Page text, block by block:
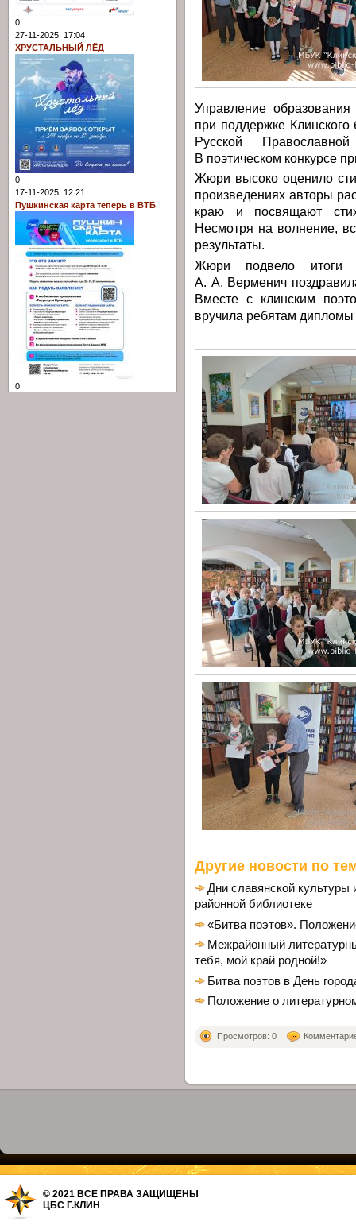
Управление
при поддержке
Русской
В поэтическом конкурсе
Жюри высоко оценило
произведениях авторы
краю и посвящают
Несмотря на волнение,
результаты.
Жюри подвело итоги
А. А. Верменич
Вместе с клинским
вручила ребятам
Другие новости по
Дни славянской культуры
районной библиотеке
«Битва поэтов».
Межрайонный
тебя, мой край родной!»
Битва поэтов в День
Положение о
Просмотров: 0
0
27-11-2025, 17:04
ХРУСТАЛЬНЫЙ ЛЁД
0
17-11-2025, 12:21
Пушкинская карта теперь в ВТБ
0
© 2021 ВСЕ ПРАВА ЗАЩИЩЕНЫ
ЦБС Г.КЛИН